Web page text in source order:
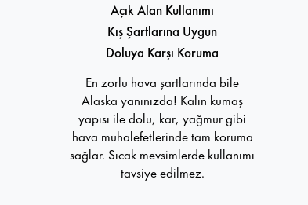
Açık Alan Kullanımı
Kış Şartlarına Uygun
Doluya Karşı Koruma
En zorlu hava şartlarında bile
Alaska yanınızda! Kalın kumaş
yapısı ile dolu, kar, yağmur gibi
hava muhalefetlerinde tam koruma
sağlar. Sıcak mevsimlerde kullanımı
tavsiye edilmez.